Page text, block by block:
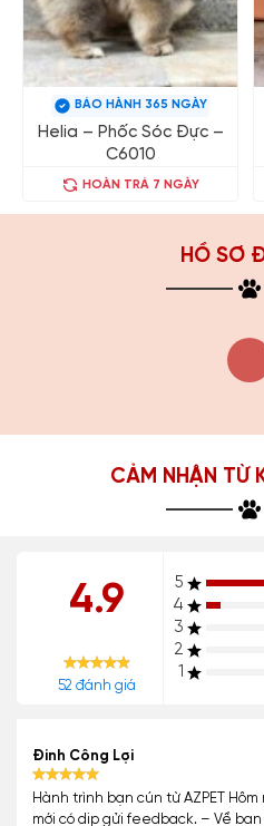
BẢO HÀNH 365 NGÀY
Helia – Phốc Sóc Đực –
C6010
HOÀN TRẢ 7 NGÀY
HỒ SƠ
CẢM NHẬN TỪ
4.9
52 đánh giá
5
4
3
2
1
Đinh Công Lợi
Hành trình bạn cún từ AZPET
mới có dịp gửi feedback. – Về